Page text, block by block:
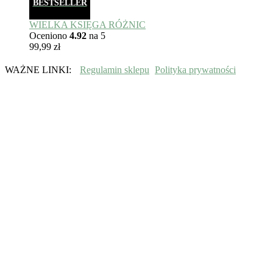
BESTSELLER
WIELKA KSIĘGA RÓŻNIC
Oceniono 4.92 na 5
99,99 zł
WAŻNE LINKI: Regulamin sklepu Polityka prywatności